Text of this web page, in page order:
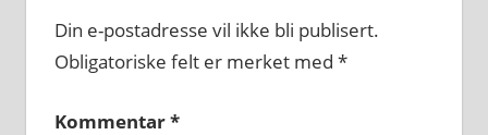
Din e-postadresse vil ikke bli publisert.
Obligatoriske felt er merket med *
Kommentar*